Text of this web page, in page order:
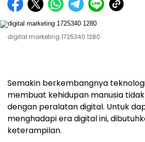
digital marketing 1725340 1280
Semakin berkembangnya
membuat kehidupan manusia
dengan peralatan digital. Untuk
menghadapi era digital ini,
keterampilan.